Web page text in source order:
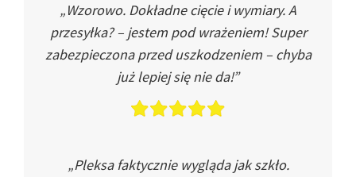
„Wzorowo. Dokładne cięcie i wymiary. A
przesyłka? – jestem pod wrażeniem! Super
zabezpieczona przed uszkodzeniem – chyba
już lepiej się nie da!”
„Pleksa faktycznie wygląda jak szkło.